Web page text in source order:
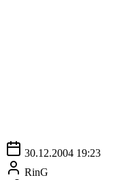
30.12.2004 19:23
RinG